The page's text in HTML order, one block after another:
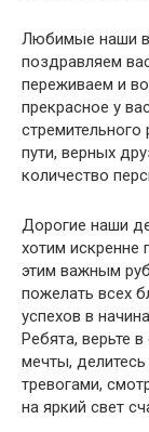
Любимые наши
поздравляем
переживаем и
прекрасное у
стремительного
пути, верных
количество
Дорогие наши
хотим искренне
этим важным
пожелать всех
успехов в
Ребята, верьте
мечты,
тревогами,
на яркий свет